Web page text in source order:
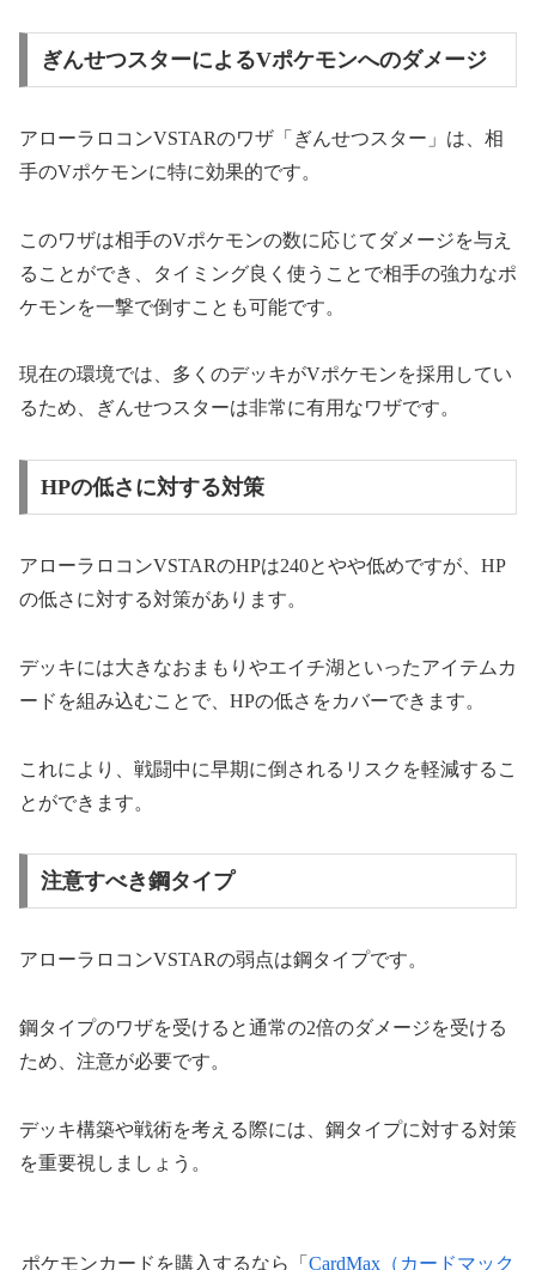
ぎんせつスターによるVポケモンへのダメージ
アローラロコンVSTARのワザ「ぎんせつスター」は、相
手のVポケモンに特に効果的です。
このワザは相手のVポケモンの数に応じてダメージを与え
ることができ、タイミング良く使うことで相手の強力なポ
ケモンを一撃で倒すことも可能です。
現在の環境では、多くのデッキがVポケモンを採用してい
るため、ぎんせつスターは非常に有用なワザです。
HPの低さに対する対策
アローラロコンVSTARのHPは240とやや低めですが、HP
の低さに対する対策があります。
デッキには大きなおまもりやエイチ湖といったアイテムカ
ードを組み込むことで、HPの低さをカバーできます。
これにより、戦闘中に早期に倒されるリスクを軽減するこ
とができます。
注意すべき鋼タイプ
アローラロコンVSTARの弱点は鋼タイプです。
鋼タイプのワザを受けると通常の2倍のダメージを受ける
ため、注意が必要です。
デッキ構築や戦術を考える際には、鋼タイプに対する対策
を重要視しましょう。
ポケモンカードを購入するなら「 CardMax（カードマック